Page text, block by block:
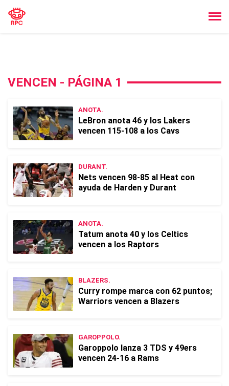
VENCEN - PÁGINA 1
ANOTA.
LeBron anota 46 y los Lakers
vencen 115-108 a los Cavs
DURANT.
Nets vencen 98-85 al Heat con
ayuda de Harden y Durant
ANOTA.
Tatum anota 40 y los Celtics
vencen a los Raptors
BLAZERS.
Curry rompe marca con 62 puntos;
Warriors vencen a Blazers
GAROPPOLO.
Garoppolo lanza 3 TDS y 49ers
vencen 24-16 a Rams